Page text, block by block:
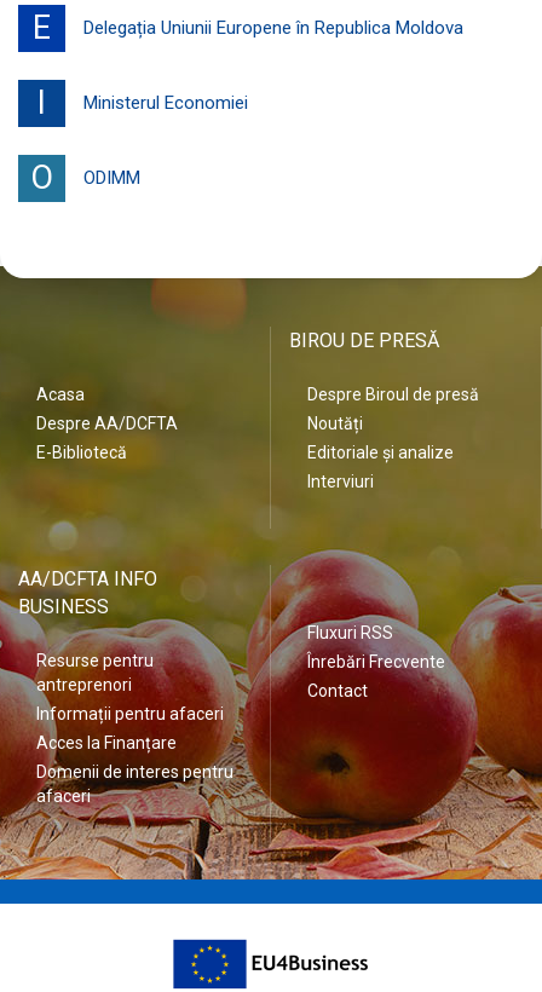
E Delegația Uniunii Europene în Republica Moldova
I Ministerul Economiei
O ODIMM
Acasa
Despre AA/DCFTA
E-Bibliotecă
BIROU DE PRESĂ
Despre Biroul de presă
Noutăți
Editoriale și analize
Interviuri
AA/DCFTA INFO
BUSINESS
Resurse pentru
antreprenori
Informații pentru afaceri
Acces la Finanțare
Domenii de interes pentru
afaceri
Fluxuri RSS
Înrebări Frecvente
Contact